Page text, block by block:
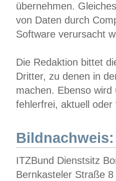
übernehmen.
von Daten durch
Software verursacht
Die Redaktion bittet
Dritter, zu denen in
machen. Ebenso
fehlerfrei, aktuell oder
Bildnachweis:
ITZBund Dienstsitz
Bernkasteler Straße 8